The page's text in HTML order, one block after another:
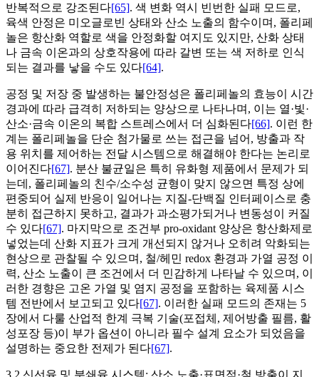
반복적으로 강조된다[65]. 색 변화 역시 빈번한 실패 모드로,
육색 안정은 미오글로빈 상태와 산소 노출의 함수이며, 폴리페
놀은 항산화 역할로 색을 안정화할 여지도 있지만, 산화 상태
나 금속 이온과의 상호작용에 따라 갈변 또는 색 저하로 인식
되는 결과를 낳을 수도 있다[64].
공정 및 저장 중 발생하는 불안정성은 폴리페놀의 효능이 시간
경과에 따라 급격히 저하되는 양상으로 나타나며, 이는 열·빛·
산소·금속 이온의 복합 스트레스에서 더 심화된다[66]. 이런 한
계는 폴리페놀을 단순 첨가물로 쓰는 접근을 넘어, 방출과 작
용 위치를 제어하는 전달 시스템으로 해결해야 한다는 논리로
이어진다[67]. 분산 불균일은 특히 유화형 제품에서 문제가 되
는데, 폴리페놀의 친수/소수성 균형이 맞지 않으면 특정 상에
편중되어 실제 반응이 일어나는 지질-단백질 인터페이스로 충
분히 접근하지 못하고, 결과가 과소평가되거나 변동성이 커질
수 있다[67]. 마지막으로 조건부 pro-oxidant 양상은 항산화제로
넣었는데 산화 지표가 크게 개선되지 않거나 오히려 악화되는
현상으로 관찰될 수 있으며, 철/헤민 redox 환경과 가열 공정 이
력, 산소 노출이 큰 조건에서 더 민감하게 나타날 수 있으며, 이
러한 경향은 고온 가열 및 염지 공정을 포함하는 육제품 시스
템 전반에서 보고되고 있다[67]. 이러한 실패 모드의 존재는 5
장에서 다룰 산업적 한계 극복 기술(포접체, 제어방출 필름, 활
성포장 등)이 부가 옵션이 아니라 필수 설계 요소가 되었음을
설명하는 중요한 전제가 된다[67].
3.2 신선육 및 분쇄육 시스템: 산소 노출·표면적·철 방출이 지